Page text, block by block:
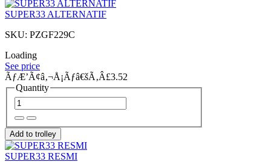
SUPER33 ALTERNATIF
SKU: PZGF229C
Loading
See price
ÃƒÆ’Ã¢â‚¬Å¡Ãƒâ€šÃ‚Â£3.52
Quantity
Add to trolley
SUPER33 RESMI